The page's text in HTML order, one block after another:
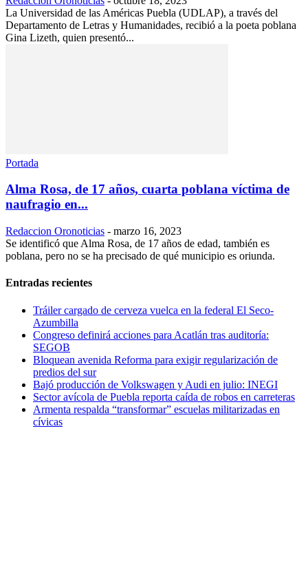
La Universidad de las Américas Puebla (UDLAP), a través del
Departamento de Letras y Humanidades, recibió a la poeta poblana
Gina Lizeth, quien presentó...
Portada
Alma Rosa, de 17 años, cuarta poblana víctima de
naufragio en...
Redaccion Oronoticias - marzo 16, 2023
Se identificó que Alma Rosa, de 17 años de edad, también es
poblana, pero no se ha precisado de qué municipio es oriunda.
Entradas recientes
Tráiler cargado de cerveza vuelca en la federal El Seco-
Azumbilla
Congreso definirá acciones para Acatlán tras auditoría:
SEGOB
Bloquean avenida Reforma para exigir regularización de
predios del sur
Bajó producción de Volkswagen y Audi en julio: INEGI
Sector avícola de Puebla reporta caída de robos en carreteras
Armenta respalda “transformar” escuelas militarizadas en
cívicas